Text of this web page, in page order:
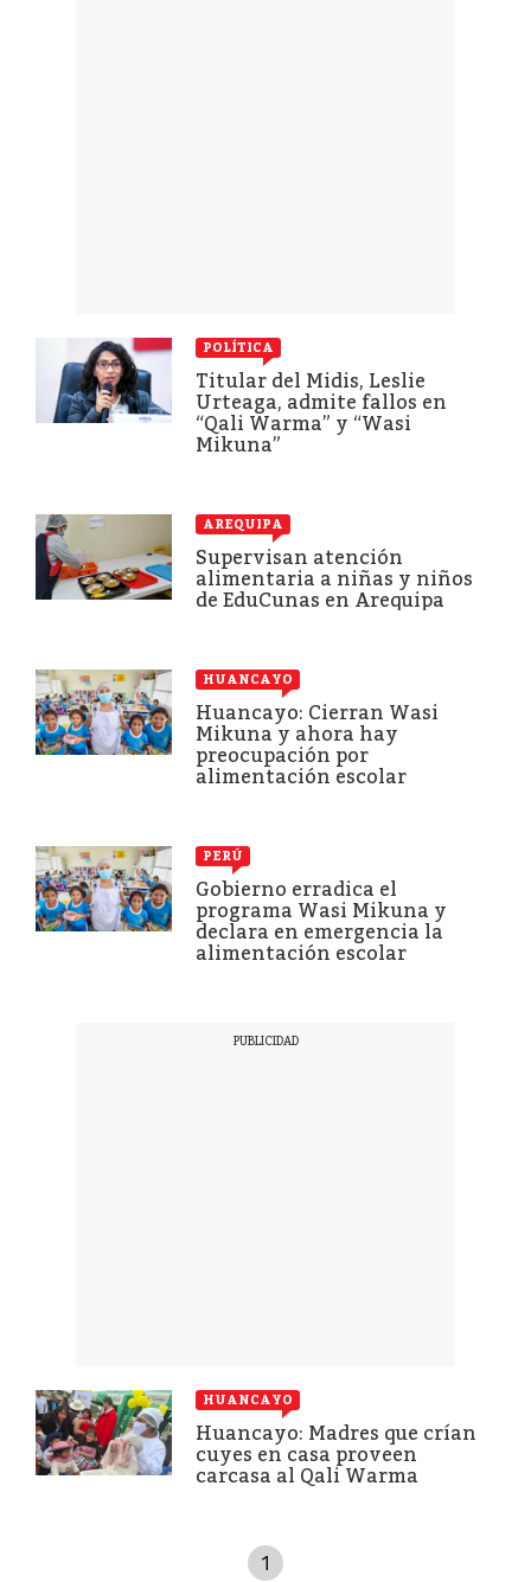
POLÍTICA
Titular del Midis, Leslie
Urteaga, admite fallos en
“Qali Warma” y “Wasi
Mikuna”
AREQUIPA
Supervisan atención
alimentaria a niñas y niños
de EduCunas en Arequipa
HUANCAYO
Huancayo: Cierran Wasi
Mikuna y ahora hay
preocupación por
alimentación escolar
PERÚ
Gobierno erradica el
programa Wasi Mikuna y
declara en emergencia la
alimentación escolar
HUANCAYO
Huancayo: Madres que crían
cuyes en casa proveen
carcasa al Qali Warma
1